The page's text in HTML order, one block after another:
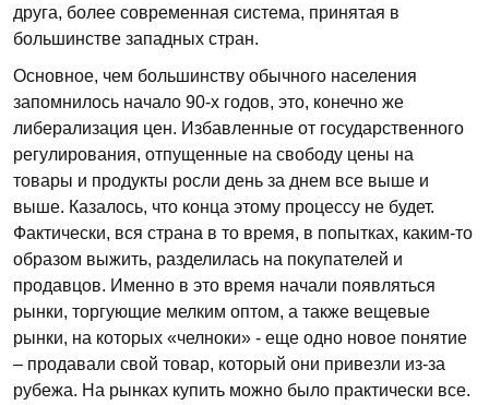
друга, более современная система, принятая в
большинстве западных стран.
Основное, чем большинству обычного населения
запомнилось начало 90-х годов, это, конечно же
либерализация цен. Избавленные от государственного
регулирования, отпущенные на свободу цены на
товары и продукты росли день за днем все выше и
выше. Казалось, что конца этому процессу не будет.
Фактически, вся страна в то время, в попытках, каким-то
образом выжить, разделилась на покупателей и
продавцов. Именно в это время начали появляться
рынки, торгующие мелким оптом, а также вещевые
рынки, на которых «челноки» - еще одно новое понятие
– продавали свой товар, который они привезли из-за
рубежа. На рынках купить можно было практически все.